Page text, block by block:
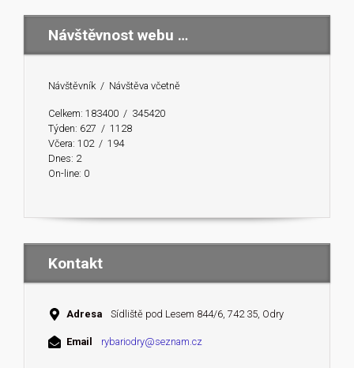
Návštěvnost webu …
Návštěvník / Návštěva včetně
Celkem: 183400 / 345420
Týden: 627 / 1128
Včera: 102 / 194
Dnes: 2
On-line: 0
Kontakt
Adresa Sídliště pod Lesem 844/6, 742 35, Odry
Email rybariodry@seznam.cz